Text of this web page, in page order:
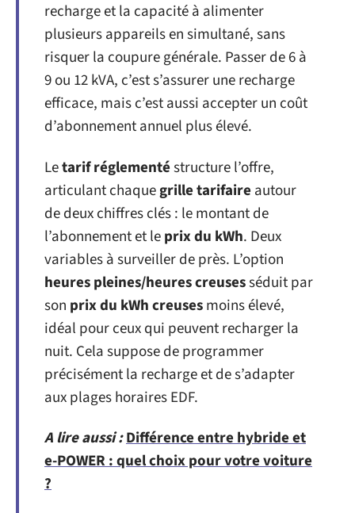
recharge et la capacité à alimenter
plusieurs appareils en simultané, sans
risquer la coupure générale. Passer de 6 à
9 ou 12 kVA, c’est s’assurer une recharge
efficace, mais c’est aussi accepter un coût
d’abonnement annuel plus élevé.
Letarif réglementéstructure l’offre,
articulant chaquegrille tarifaire autour
de deux chiffres clés : le montant de
l’abonnement et leprix du kWh. Deux
variables à surveiller de près. L’option
heures pleines/heures creusesséduit par
son prix du kWh creusesmoins élevé,
idéal pour ceux qui peuvent recharger la
nuit. Cela suppose de programmer
précisément la recharge et de s’adapter
aux plages horaires EDF.
A lire aussi :Différence entre hybride et
e-POWER : quel choix pour votre voiture
?